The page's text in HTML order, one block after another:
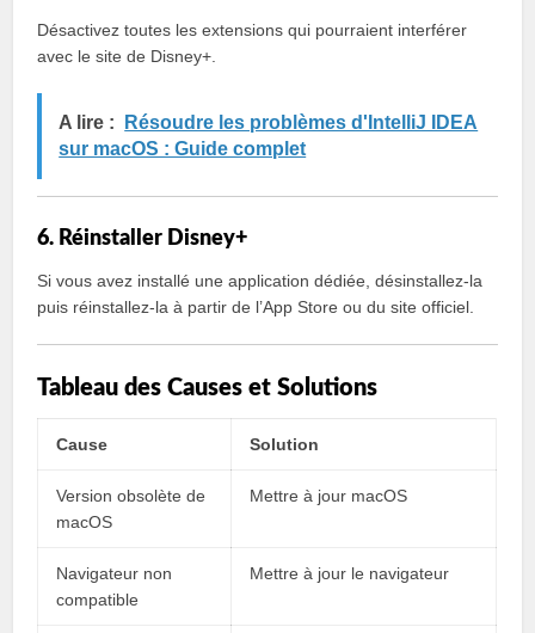
Désactivez toutes les extensions qui pourraient interférer
avec le site de Disney+.
A lire :
Résoudre les problèmes d'IntelliJ IDEA
sur macOS : Guide complet
6. Réinstaller Disney+
Si vous avez installé une application dédiée, désinstallez-la
puis réinstallez-la à partir de l’App Store ou du site officiel.
Tableau des Causes et Solutions
Cause Solution
Version obsolète de
macOS
Mettre à jour macOS
Navigateur non
compatible
Mettre à jour le navigateur